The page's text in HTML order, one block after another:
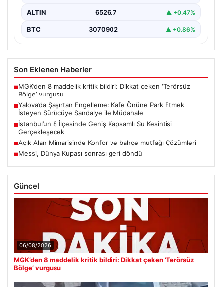
ALTIN 6526.7 ▲ +0.47%
BTC 3070902 ▲ +0.86%
Son Eklenen Haberler
■MGK’den 8 maddelik kritik bildiri: Dikkat çeken ‘Terörsüz
Bölge’ vurgusu
■Yalova’da Şaşırtan Engelleme: Kafe Önüne Park Etmek
İsteyen Sürücüye Sandalye ile Müdahale
■İstanbul’un 8 İlçesinde Geniş Kapsamlı Su Kesintisi
Gerçekleşecek
■Açık Alan Mimarisinde Konfor ve bahçe mutfağı Çözümleri
■Messi, Dünya Kupası sonrası geri döndü
Güncel
06/08/2026
MGK’den 8 maddelik kritik bildiri: Dikkat çeken ‘Terörsüz
Bölge’ vurgusu